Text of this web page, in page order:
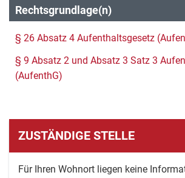
Rechtsgrundlage(n)
§ 26 Absatz 4 Aufenthaltsgesetz
§ 9 Absatz 2 und Absatz 3 Satz 3
(AufenthG)
ZUSTÄNDIGE STELLE
Für Ihren Wohnort liegen keine